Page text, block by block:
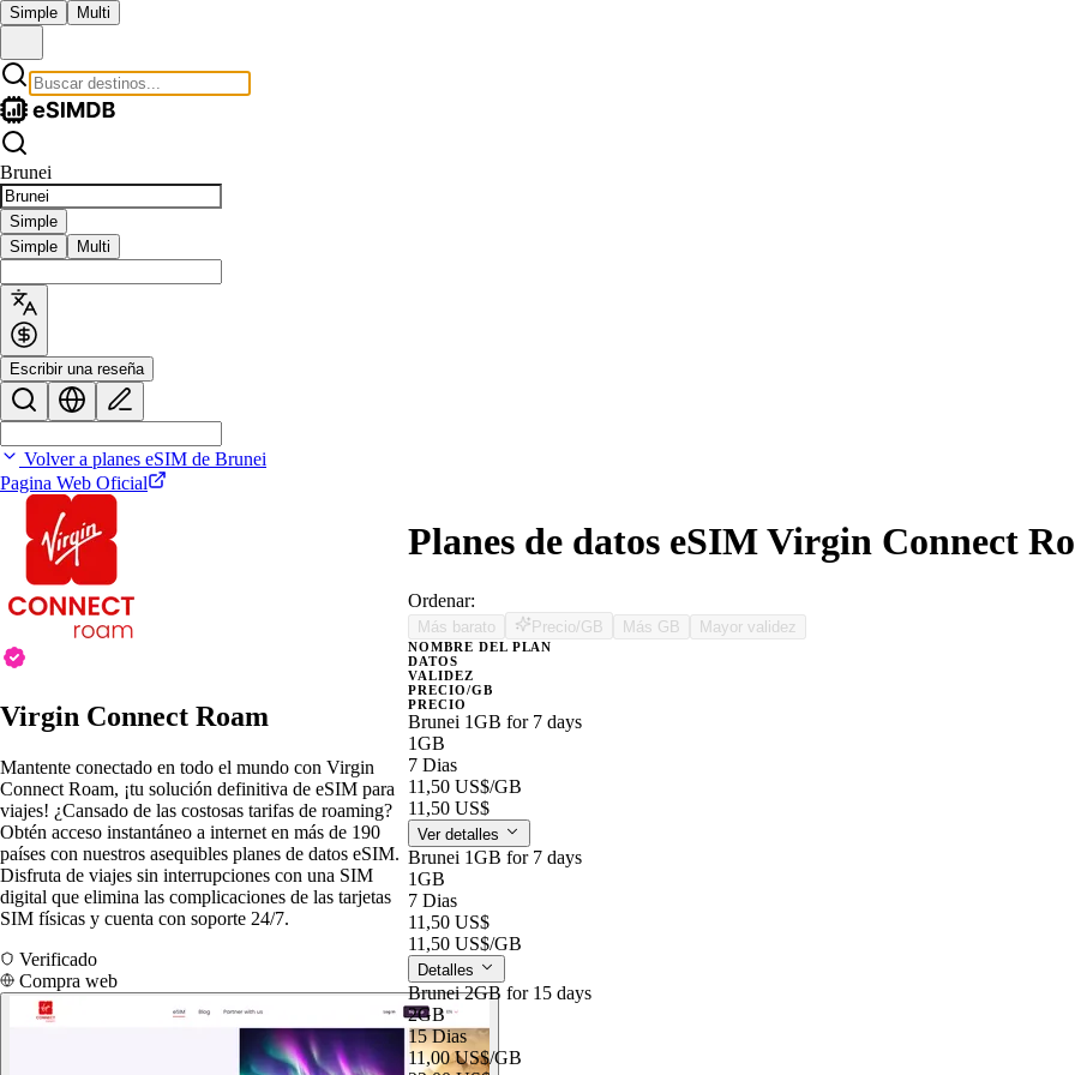
Simple Multi
Brunei
Simple
Simple
Multi
Escribir una reseña
Volver a planes eSIM de Brunei
Pagina Web Oficial
Virgin Connect Roam
Mantente conectado en todo el mundo con Virgin
Connect Roam, ¡tu solución definitiva de eSIM para
viajes! ¿Cansado de las costosas tarifas de roaming?
Obtén acceso instantáneo a internet en más de 190
países con nuestros asequibles planes de datos eSIM.
Disfruta de viajes sin interrupciones con una SIM
digital que elimina las complicaciones de las tarjetas
SIM físicas y cuenta con soporte 24/7.
Verificado
Compra web
Planes de datos eSIM Virgin Connect
Ordenar:
Más barato Precio/GB Más GB Mayor validez
NOMBRE DEL PLAN
DATOS
VALIDEZ
PRECIO/GB
PRECIO
Brunei 1GB for 7 days
1GB
7 Dias
11,50 US$/GB
11,50 US$
Ver detalles
Brunei 1GB for 7 days
1GB
7 Dias
11,50 US$
11,50 US$/GB
Detalles
Brunei 2GB for 15 days
2GB
15 Dias
11,00 US$/GB